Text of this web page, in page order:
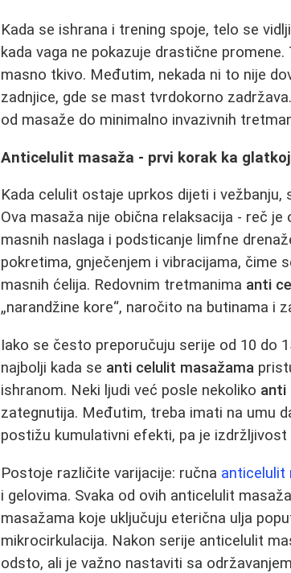
Kada se ishrana i trening spoje, telo se
kada vaga ne pokazuje drastične
masno tkivo. Međutim, nekada ni to nije
zadnjice, gde se mast tvrdokorno
od masaže do minimalno invazivnih
Anticelulit masaža - prvi korak ka
Kada celulit ostaje uprkos dijeti i
Ova masaža nije obična relaksacija - reč
masnih naslaga i podsticanje limfne
pokretima, gnječenjem i vibracijama, čime
masnih ćelija. Redovnim tretmanima anti
„narandžine kore“, naročito na butinama i
Iako se često preporučuju serije od 10 do
najbolji kada se anti celulit masažama
ishranom. Neki ljudi već posle nekoliko anti
zategnutija. Međutim, treba imati na umu
postižu kumulativni efekti, pa je izdržljivost
Postoje različite varijacije: ručna anticelulit
i gelovima. Svaka od ovih anticelulit
masažama koje uključuju eterična ulja
mikrocirkulacija. Nakon serije anticelulit
odsto, ali je važno nastaviti sa